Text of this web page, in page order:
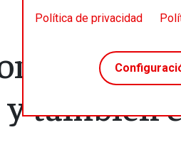
Política de privacidad
con
y también